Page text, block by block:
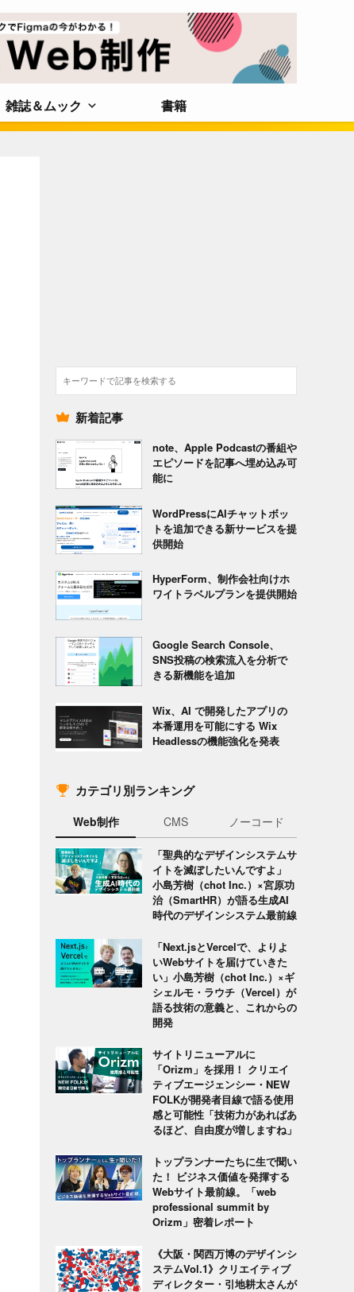
雑誌＆ムック 書籍
検
索
新着記事
note、Apple Podcastの番組や
エピソードを記事へ埋め込み可
能に
WordPressにAIチャットボッ
トを追加できる新サービスを提
供開始
HyperForm、制作会社向けホ
ワイトラベルプランを提供開始
Google Search Console、
SNS投稿の検索流入を分析で
きる新機能を追加
Wix、AI で開発したアプリの
本番運用を可能にする Wix
Headlessの機能強化を発表
カテゴリ別ランキング
Web制作 CMS ノーコード
「聖典的なデザインシステムサ
イトを滅ぼしたいんですよ」
小島芳樹（chot Inc.）×宮原功
治（SmartHR）が語る生成AI
時代のデザインシステム最前線
「Next.jsとVercelで、よりよ
いWebサイトを届けていきた
い」小島芳樹（chot Inc.）×ギ
シェルモ・ラウチ（Vercel）が
語る技術の意義と、これからの
開発
サイトリニューアルに
「Orizm」を採用！ クリエイ
ティブエージェンシー・NEW
FOLKが開発者目線で語る使用
感と可能性「技術力があればあ
るほど、自由度が増しますね」
トップランナーたちに生で聞い
た！ ビジネス価値を発揮する
Webサイト最前線。「web
professional summit by
Orizm」密着レポート
《大阪・関西万博のデザインシ
ステムVol.1》クリエイティブ
ディレクター・引地耕太さんが